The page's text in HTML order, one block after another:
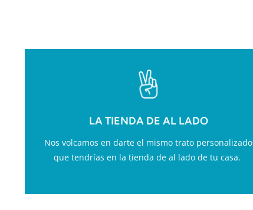
LA TIENDA DE AL LADO
Nos volcamos en darte el mismo trato personalizado
que tendrías en la tienda de al lado de tu casa.